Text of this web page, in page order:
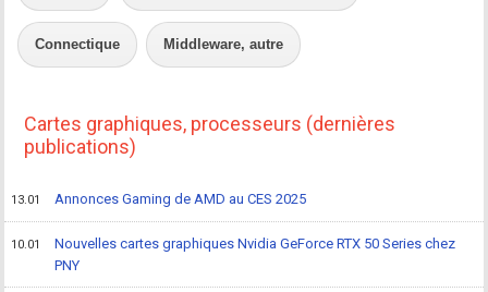
Connectique Middleware, autre
Cartes graphiques, processeurs (dernières
publications)
13.01 Annonces Gaming de AMD au CES 2025
10.01
Nouvelles cartes graphiques Nvidia GeForce RTX 50 Series chez
PNY